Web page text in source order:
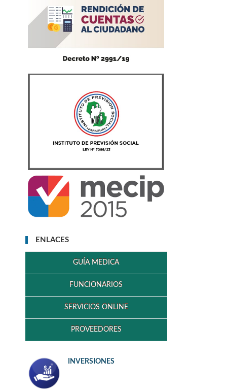
ENLACES
GUÍA MEDICA
FUNCIONARIOS
SERVICIOS ONLINE
PROVEEDORES
INVERSIONES